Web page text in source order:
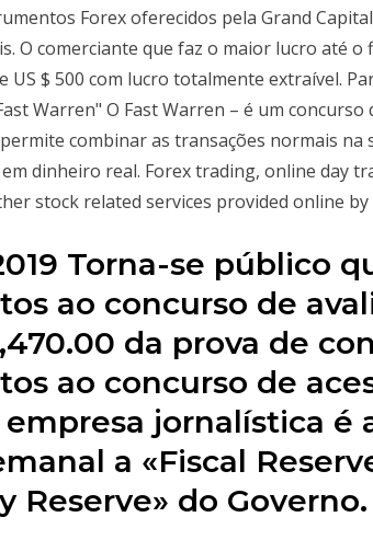
Forex oferecidos pela Grand
O comerciante que faz o maior lucro até
US $ 500 com lucro totalmente extraível.
Warren" O Fast Warren – é um concurso
combinar as transações normais na
dinheiro real. Forex trading, online day
stock related services provided online by
Torna-se público
ao concurso de
da prova de
ao concurso de
jornalística é
a «Fiscal
Reserve» do Governo.